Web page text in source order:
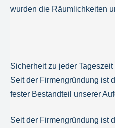
wurden die Räumlichkeiten
Sicherheit zu jeder Tageszeit
Seit der Firmengründung ist
fester Bestandteil unserer
Seit der Firmengründung ist